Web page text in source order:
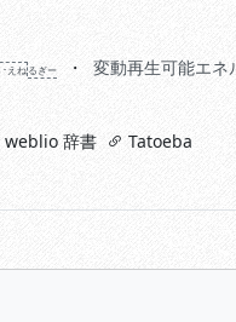
･えねるぎー 変動再生可能エネ
weblio 辞書
Tatoeba